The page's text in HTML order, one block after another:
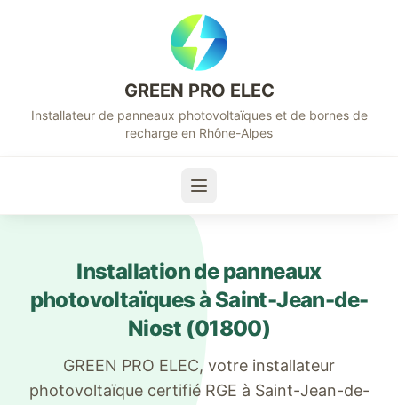
GREEN PRO ELEC
Installateur de panneaux photovoltaïques et de bornes de
recharge en Rhône-Alpes
Installation de panneaux
photovoltaïques àSaint-Jean-de-
Niost (01800)
GREEN PRO ELEC, votre installateur
photovoltaïque certifié RGE à Saint-Jean-de-